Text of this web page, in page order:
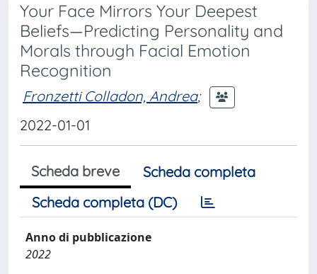
Your Face Mirrors Your Deepest
Beliefs—Predicting Personality and
Morals through Facial Emotion
Recognition
Fronzetti Colladon, Andrea;
2022-01-01
Scheda breve
Scheda completa
Scheda completa (DC)
Anno di pubblicazione
2022